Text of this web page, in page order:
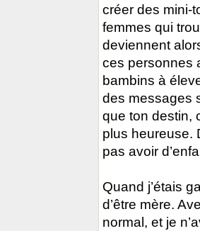
créer des mini-
femmes qui
deviennent
ces personnes
bambins à
des messages
que ton destin,
plus heureuse.
pas avoir
Quand j’étais
d’être mère.
normal, et je